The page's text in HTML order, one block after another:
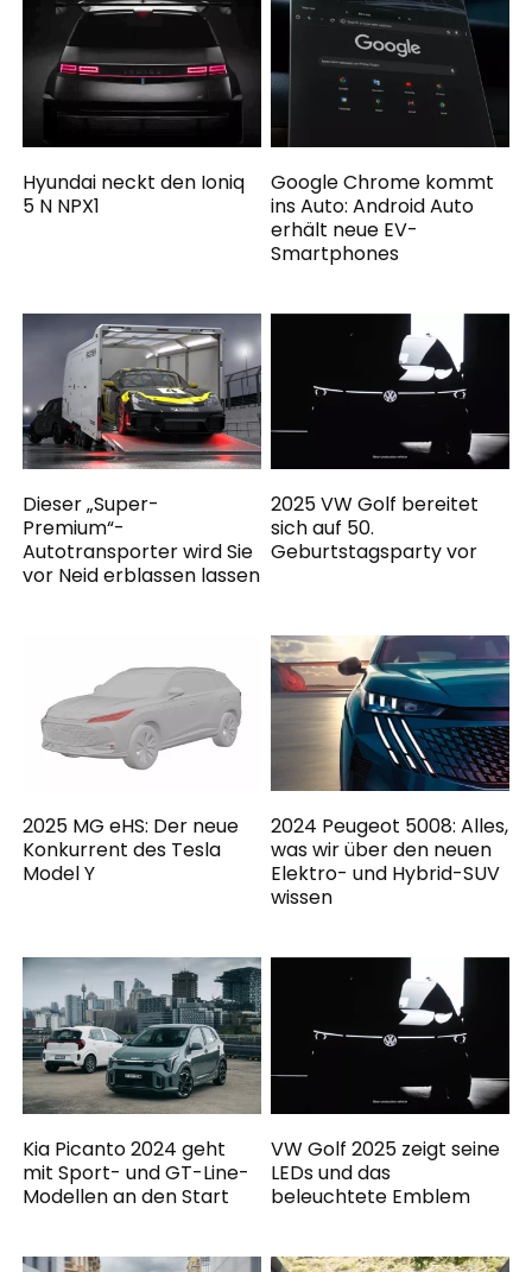
Hyundai neckt den Ioniq
5 N NPX1
Google Chrome kommt
ins Auto: Android Auto
erhält neue EV-
Smartphones
Dieser „Super-
Premium“-
Autotransporter wird Sie
vor Neid erblassen lassen
2025 VW Golf bereitet
sich auf 50.
Geburtstagsparty vor
2025 MG eHS: Der neue
Konkurrent des Tesla
Model Y
2024 Peugeot 5008: Alles,
was wir über den neuen
Elektro- und Hybrid-SUV
wissen
Kia Picanto 2024 geht
mit Sport- und GT-Line-
Modellen an den Start
VW Golf 2025 zeigt seine
LEDs und das
beleuchtete Emblem